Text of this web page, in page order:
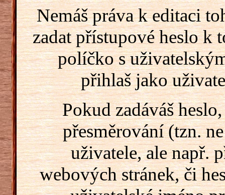
Nemáš práva k editaci
zadat přístupové heslo k
políčko s
přihlaš jako
Pokud zadáváš
přesměrování (tzn.
uživatele, ale např.
webových stránek, či